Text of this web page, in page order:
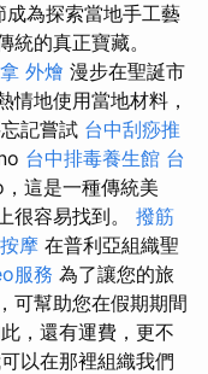
成為探索當地手工藝
的真正寶藏。
外燴 漫步在聖誕市
情地使用當地材料，
記嘗試 台中刮痧推
台中排毒養生館 台
這是一種傳統美
很容易找到。 撥筋
摩 在普利亞組織聖
服務 為了讓您的旅
可幫助您在假期期間
，還有運費，更不
以在那裡組織我們